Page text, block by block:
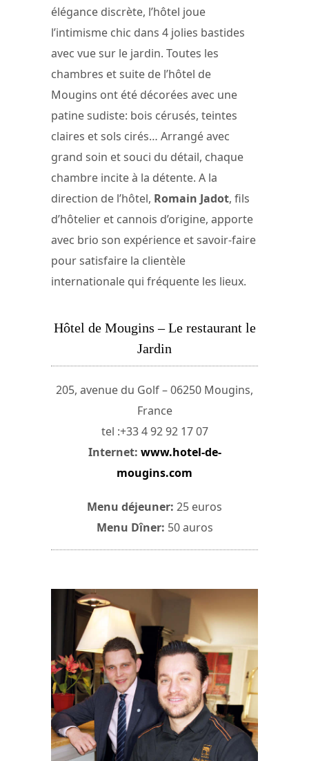
élégance discrète, l’hôtel joue
l’intimisme chic dans 4 jolies bastides
avec vue sur le jardin. Toutes les
chambres et suite de l’hôtel de
Mougins ont été décorées avec une
patine sudiste: bois cérusés, teintes
claires et sols cirés… Arrangé avec
grand soin et souci du détail, chaque
chambre incite à la détente. A la
direction de l’hôtel, Romain Jadot, fils
d’hôtelier et cannois d’origine, apporte
avec brio son expérience et savoir-faire
pour satisfaire la clientèle
internationale qui fréquente les lieux.
Hôtel de Mougins – Le restaurant le
Jardin
205, avenue du Golf – 06250 Mougins,
France
tel :+33 4 92 92 17 07
Internet: www.hotel-de-
mougins.com
Menu déjeuner: 25 euros
Menu Dîner: 50 auros